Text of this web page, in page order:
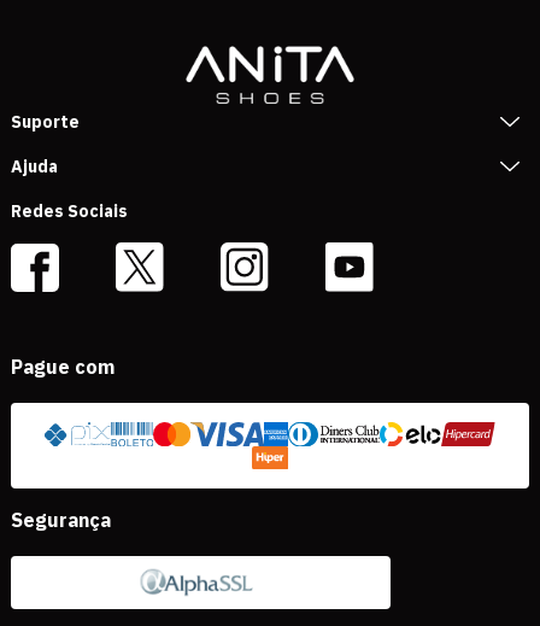
Suporte
Ajuda
Redes Sociais
Pague com
Segurança